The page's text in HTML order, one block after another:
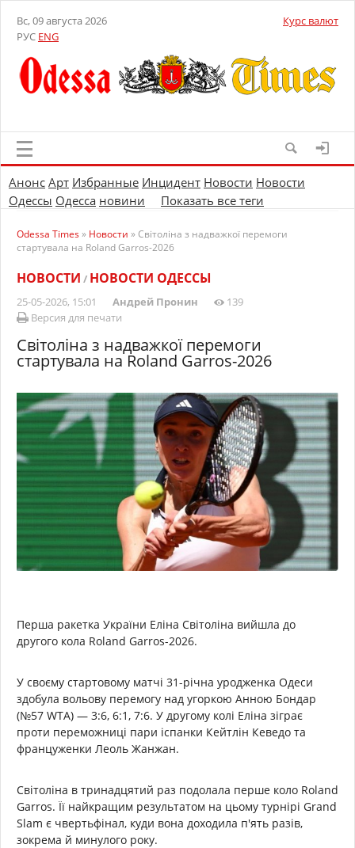
Вс, 09 августа 2026
РУС ENG
Курс валют
Анонс Арт Избранные Инцидент Новости Новости
Одессы Одесса новини Показать все теги
Odessa Times» Новости » Світоліна з надважкої перемоги
стартувала на Roland Garros-2026
НОВОСТИ / НОВОСТИ ОДЕССЫ
25-05-2026, 15:01 Андрей Пронин
139
Версия для печати
Світоліна з надважкої перемоги
стартувала на Roland Garros-2026
Перша ракетка України Еліна Світоліна вийшла до
другого кола Roland Garros-2026.
У своєму стартовому матчі 31-річна уродженка Одеси
здобула вольову перемогу над угоркою Анною Бондар
(№57 WTA) — 3:6, 6:1, 7:6. У другому колі Еліна зіграє
проти переможниці пари іспанки Кейтлін Кеведо та
француженки Леоль Жанжан.
Світоліна в тринадцятий раз подолала перше коло Roland
Garros. Її найкращим результатом на цьому турнірі Grand
Slam є чвертьфінал, куди вона доходила п'ять разів,
зокрема й минулого року.